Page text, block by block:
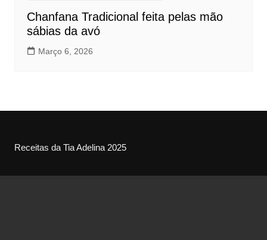
Chanfana Tradicional feita pelas mão
sábias da avó
Março 6, 2026
Receitas da Tia Adelina 2025